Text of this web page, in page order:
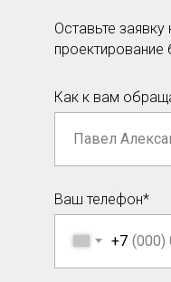
Оставьте заявку
проектирование
Как к вам
Ваш телефон*
+7